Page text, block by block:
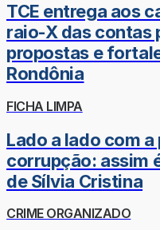
TCE entrega aos
raio-X das contas
propostas e
Rondônia
FICHA LIMPA
Lado a lado com
corrupção: assim
de Sílvia Cristina
CRIME ORGANIZADO